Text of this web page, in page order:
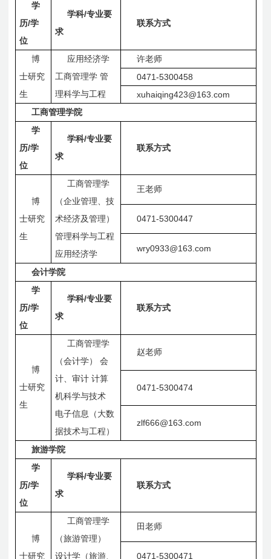
学
历/学
位
学科/专业要
求
联系方式
博
士研究
生
应用经济学
工商管理学 管
理科学与工程
许老师
0471-5300458
xuhaiqing423@163.com
工商管理学院
学
历/学
位
学科/专业要
求
联系方式
博
士研究
生
工商管理学
（企业管理、技
术经济及管理）
管理科学与工程
应用经济学
王老师
0471-5300447
wry0933@163.com
会计学院
学
历/学
位
学科/专业要
求
联系方式
博
士研究
生
工商管理学
（会计学）
会
计、审计 计算
机科学与技术
电子信息（大数
据技术与工程）
赵老师
0471-5300474
zlf666@163.com
旅游学院
学
历/学
位
学科/专业要
求
联系方式
博
士研究
工商管理学
（旅游管理）
设计学（旅游、
田老师
0471-5300471